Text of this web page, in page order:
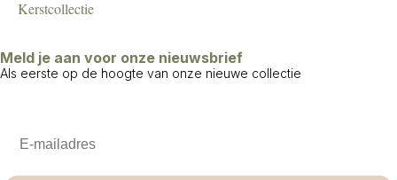
Kerstcollectie
Meld je aan voor onze nieuwsbrief
Als eerste op de hoogte van onze nieuwe collectie